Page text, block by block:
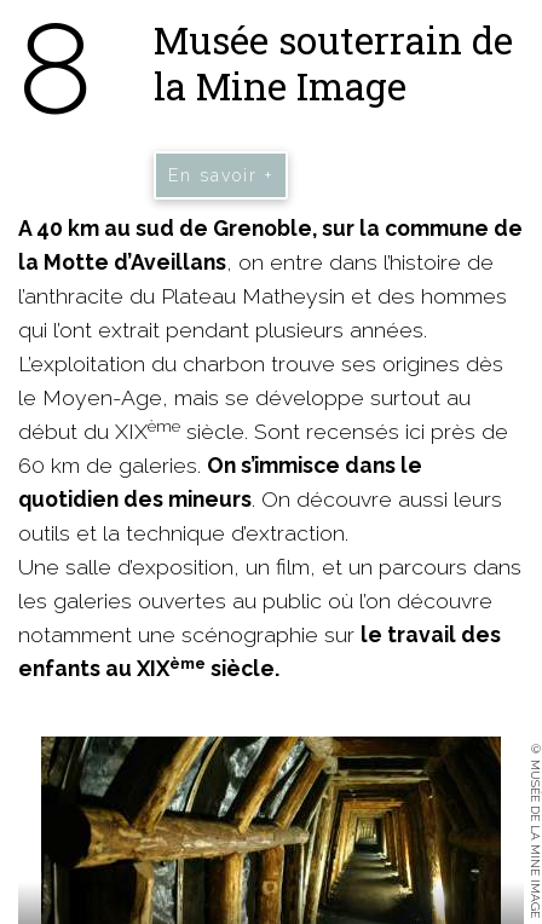
8
Musée souterrain de
la Mine Image
En savoir +
A 40 km au sud de Grenoble, sur la commune de
la Motte d’Aveillans, on entre dans l’histoire de
l’anthracite du Plateau Matheysin et des hommes
qui l’ont extrait pendant plusieurs années.
L’exploitation du charbon trouve ses origines dès
le Moyen-Age, mais se développe surtout au
début du XIXème siècle. Sont recensés ici près de
60 km de galeries. On s’immisce dans le
quotidien des mineurs. On découvre aussi leurs
outils et la technique d’extraction.
Une salle d’exposition, un film, et un parcours dans
les galeries ouvertes au public où l’on découvre
notamment une scénographie sur le travail des
enfants au XIXème siècle.
© MUSÉE DE LA MINE IMAGE